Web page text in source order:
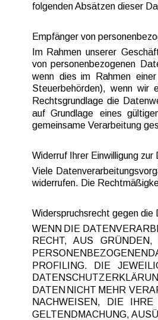
folgenden Absätzen dieser
Empfänger von
Im Rahmen unserer
von personenbezogenen
wenn dies im Rahmen einer
Steuerbehörden), wenn wir
Rechtsgrundlage die
auf Grundlage eines
gemeinsame Verarbeitung
Widerruf Ihrer Einwilligung
Viele
widerrufen. Die
Widerspruchsrecht gegen
WENN DIE
RECHT, AUS GRÜNDEN,
PERSONENBEZOGENEN
PROFILING.
DIE
DATEN NICHT MEHR
NACHWEISEN,
DIE IHRE
GELTENDMACHUNG,